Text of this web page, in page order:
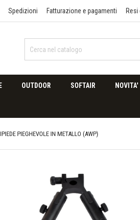
Spedizioni Fatturazione e pagamenti
OUTDOOR SOFTAIR NOVITA'
PIEGHEVOLE IN METALLO (AWP)